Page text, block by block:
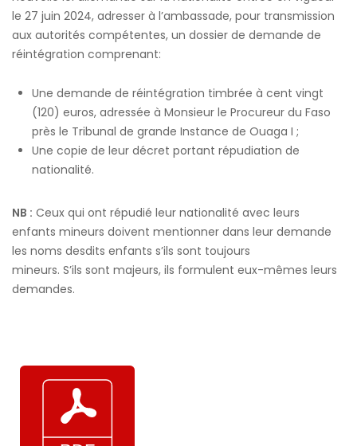
le 27 juin 2024, adresser à l’ambassade, pour transmission
aux autorités compétentes, un dossier de demande de
réintégration comprenant:
Une demande de réintégration timbrée à cent vingt
(120) euros, adressée à Monsieur le Procureur du Faso
près le Tribunal de grande Instance de Ouaga I ;
Une copie de leur décret portant répudiation de
nationalité.
NB : Ceux qui ont répudié leur nationalité avec leurs
enfants mineurs doivent mentionner dans leur demande
les noms desdits enfants s’ils sont toujours
mineurs. S’ils sont majeurs, ils formulent eux-mêmes leurs
demandes.